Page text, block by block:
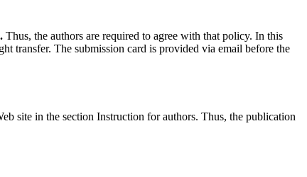
Thus, the authors are required to agree with that policy. In this
transfer. The submission card is provided via email before the
site in the section Instruction for authors. Thus, the publication